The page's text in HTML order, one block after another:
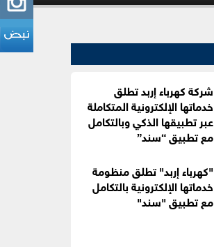
شركة كهرباء إربد تطلق
خدماتها الإلكترونية المتكاملة
عبر تطبيقها الذكي وبالتكامل
مع تطبيق “سند”
"كهرباء إربد" تطلق منظومة
خدماتها الإلكترونية بالتكامل
مع تطبيق "سند"